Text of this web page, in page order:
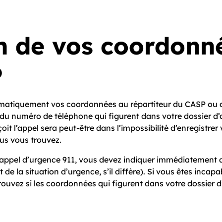
de vos
vos coordonnées au répartiteur du CASP ou
numéro de téléphone qui figurent dans votre dossier
l’appel sera peut-être dans l’impossibilité
vous trouvez.
d’urgence 9­1­1, vous devez indiquer immédiatement
la situation d’urgence, s’il diffère). Si vous êtes
si les coordonnées qui figurent dans votre dossier